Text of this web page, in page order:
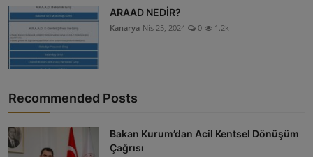
ARAAD NEDİR?
Kanarya Nis 25, 2024 0 1.2k
Recommended Posts
Bakan Kurum’dan Acil Kentsel Dönüşüm
Çağrısı